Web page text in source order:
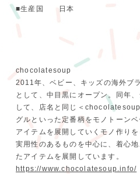
■生産国 日本
chocolatesoup
2011年、ベビー、キッズの海外ブ
として、中目黒にオープン。同年
して、店名と同じ＜
グルといった定番柄をモノトーン
アイテムを展開していくモノ作り
実用性のあるものを中心に、着心
たアイテムを展開しています。
https://www.chocolatesoup.info/